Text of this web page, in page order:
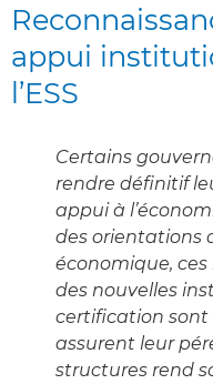
appui
l’ESS
Certains
rendre définitif
appui à
des orientations
économique, ces
des nouvelles
certification sont
assurent leur
structures rend